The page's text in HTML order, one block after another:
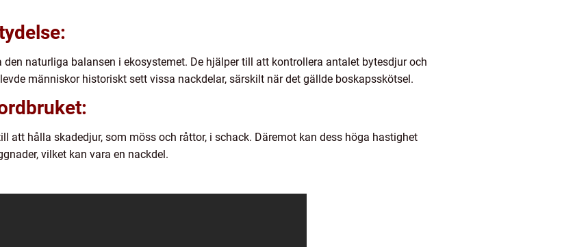
naturliga balansen i ekosystemet. De hjälper till att kontrollera antalet bytesdjur och
människor historiskt sett vissa nackdelar, särskilt när det gällde boskapsskötsel.
att hålla skadedjur, som möss och råttor, i schack. Däremot kan dess höga hastighet
vilket kan vara en nackdel.